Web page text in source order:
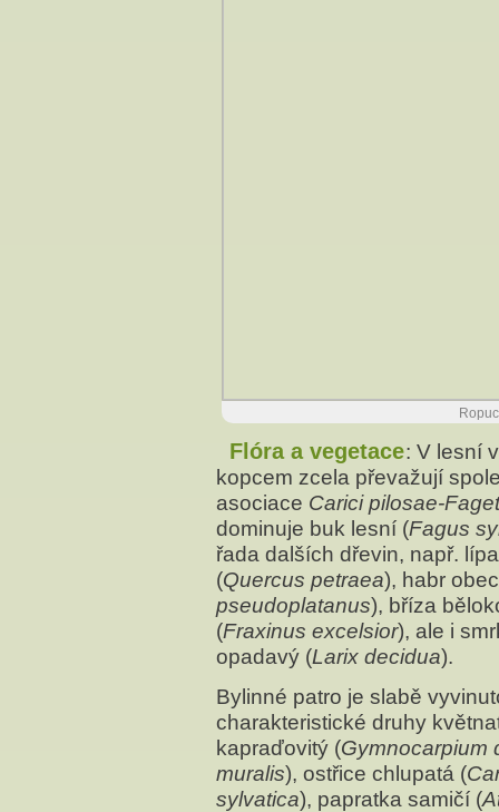
Flóra a vegetace: V lesní
kopcem zcela převažují
asociace Carici pilosae-
dominuje buk lesní (Fagus
řada dalších dřevin, např.
(Quercus petraea), habr
pseudoplatanus), bříza
(Fraxinus excelsior), ale i
opadavý (Larix decidua).
Bylinné patro je slabě
charakteristické druhy
kapraďovitý (Gymnocarpium
muralis), ostřice chlupatá (
sylvatica), papratka samičí (